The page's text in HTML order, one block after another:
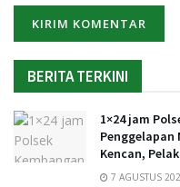
BERITA TERKINI
1×24 jam
Penggelapan
Kencan,
7 AGUSTUS